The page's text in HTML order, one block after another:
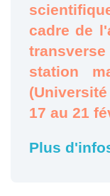
cadre de
station
17 au 21
Plus